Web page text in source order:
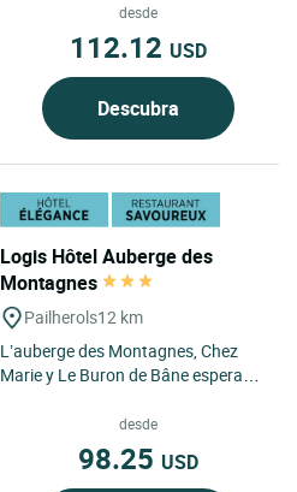
desde
112.12 USD
Descubra
Logis Hôtel Auberge des
Montagnes
Pailherols12 km
L’auberge des Montagnes, Chez
Marie y Le Buron de Bâne esperan a
Pailherols, en la cumbre...
desde
98.25 USD